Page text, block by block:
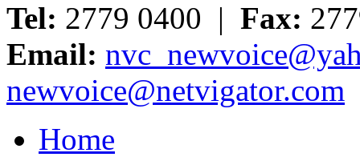
Tel: 2779 0400 | Fax:
Email:
newvoice@netvigator.com
Home